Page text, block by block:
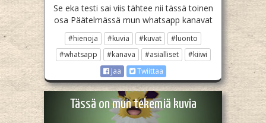
Se eka testi sai viis tähtee nii tässä toinen
osa Päätelmässä mun whatsapp kanavat
#hienoja #kuvia #kuvat
#luonto
#whatsapp
#kanava #asialliset
#kiiwi
Jaa
Twiittaa
Tässä on mun tekemiä kuvia